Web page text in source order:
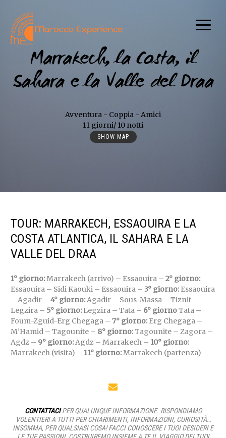
Marrakech, la Costa, il
Sahara e la Valle del Draa
Avventura - Coppia - Amici
11 giorni/ 10 notti
SHOW MAP
TOUR: MARRAKECH, ESSAOUIRA E LA
COSTA ATLANTICA, IL SAHARA E LA
VALLE DEL DRAA
1° giorno:Marrakech (arrivo) – Essaouira – 2° giorno:
Essaouira – Sidi Kaouki – Essaouira – 3° giorno: Essaouira
– Agadir – 4° giorno:Agadir – Sous-Massa – Tiznit –
Legzira – 5° giorno: Legzira – Tata – 6° giornoTata –
Foum-Zguid-Erg Chegaga – 7° giorno: Erg Chegaga –
M’Hamid – Tagounite – 8° giorno:Tagounite – Zagora –
Agdz – 9° giorno:Agdz – Marrakech – 10° giorno:
Marrakech (visita) – 11° giorno:Marrakech (partenza)
CONTATTACIPER QUALUNQUE INFORMAZIONE. RISPONDIAMO
VOLENTIERI A TUTTI PER CHIARIMENTI, INFORMAZIONI, CURIOSITÀ…
INSOMMA, PER QUALSIASI COSA! FACCI CONOSCERE I TUOI DESIDERI E